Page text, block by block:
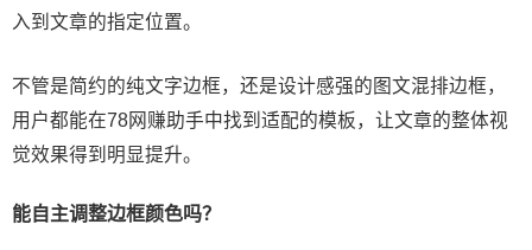
入到文章的指定位置。
不管是简约的纯文字边框，还是设计感强的图文混排边框，
用户都能在78网赚助手中找到适配的模板，让文章的整体视
觉效果得到明显提升。
能自主调整边框颜色吗？